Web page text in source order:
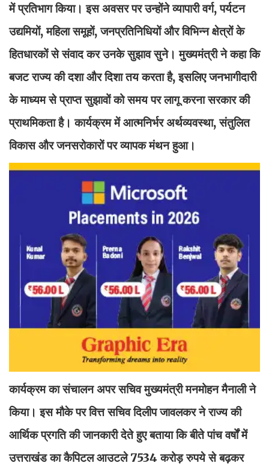
में प्रतिभाग किया। इस अवसर पर उन्होंने व्यापारी वर्ग, पर्यटन
उद्यमियों, महिला समूहों, जनप्रतिनिधियों और विभिन्न क्षेत्रों के
हितधारकों से संवाद कर उनके सुझाव सुने। मुख्यमंत्री ने कहा कि
बजट राज्य की दशा और दिशा तय करता है, इसलिए जनभागीदारी
के माध्यम से प्राप्त सुझावों को समय पर लागू करना सरकार की
प्राथमिकता है। कार्यक्रम में आत्मनिर्भर अर्थव्यवस्था, संतुलित
विकास और जनसरोकारों पर व्यापक मंथन हुआ।
कार्यक्रम का संचालन अपर सचिव मुख्यमंत्री मनमोहन मैनाली ने
किया। इस मौके पर वित्त सचिव दिलीप जावलकर ने राज्य की
आर्थिक प्रगति की जानकारी देते हुए बताया कि बीते पांच वर्षों में
उत्तराखंड का कैपिटल आउटले 7534 करोड़ रुपये से बढ़कर